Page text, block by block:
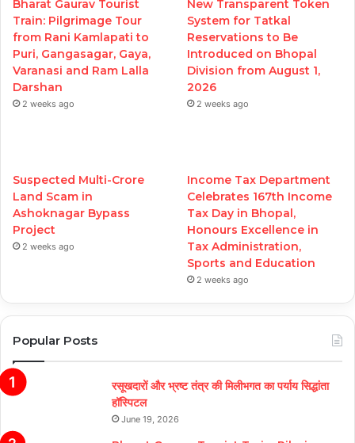
Bharat Gaurav Tourist
Train: Pilgrimage Tour
from Rani Kamlapati to
Puri, Gangasagar, Gaya,
Varanasi and Ram Lalla
Darshan
2 weeks ago
New Transparent Token
System for Tatkal
Reservations to Be
Introduced on Bhopal
Division from August 1,
2026
2 weeks ago
Suspected Multi-Crore
Land Scam in
Ashoknagar Bypass
Project
2 weeks ago
Income Tax Department
Celebrates 167th Income
Tax Day in Bhopal,
Honours Excellence in
Tax Administration,
Sports and Education
2 weeks ago
Popular Posts
रसूखदारों और भ्रष्ट तंत्र की मिलीभगत का पर्याय सिद्धांता
हॉस्पिटल
June 19, 2026